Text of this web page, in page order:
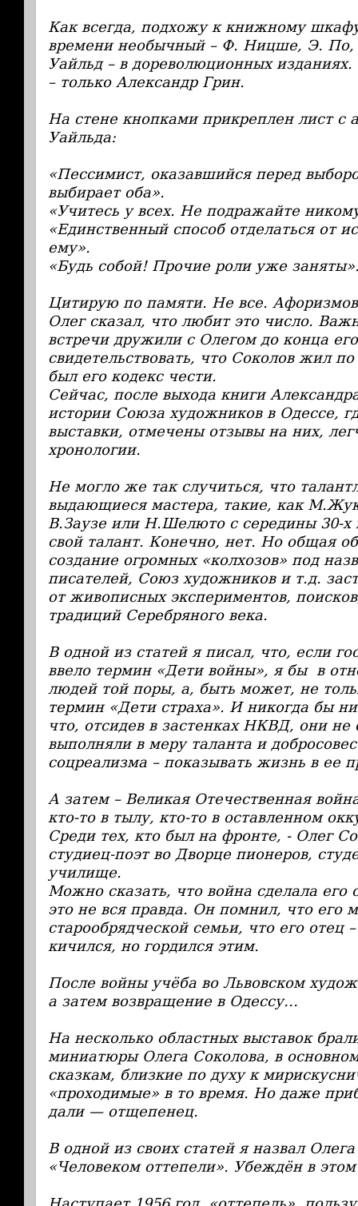
Как всегда, подхожу к книжному
времени необычный – Ф. Ницше, Э. По,
Уайльд – в дореволюционных
– только Александр Грин.
На стене кнопками прикреплен лист с
Уайльда:
«Пессимист, оказавшийся перед
выбирает оба».
«Учитесь у всех. Не подражайте
«Единственный способ отделаться от
ему».
«Будь собой! Прочие роли уже
Цитирую по памяти. Не все.
Олег сказал, что любит это число.
встречи дружили с Олегом до конца
свидетельствовать, что Соколов жил
был его кодекс чести.
Сейчас, после выхода книги
истории Союза художников в Одессе,
выставки, отмечены отзывы на них,
хронологии.
Не могло же так случиться, что
выдающиеся мастера, такие, как
В.Заузе или Н.Шелюто с середины 30-х
свой талант. Конечно, нет. Но общая
создание огромных «колхозов» под
писателей, Союз художников и т.д.
от живописных экспериментов,
традиций Серебряного века.
В одной из статей я писал, что, если
ввело термин «Дети войны», я бы в
людей той поры, а, быть может, не
термин «Дети страха». И никогда бы
что, отсидев в застенках НКВД, они не
выполняли в меру таланта и
соцреализма – показывать жизнь в ее
А затем – Великая Отечественная
кто-то в тылу, кто-то в оставленном
Среди тех, кто был на фронте, - Олег
студиец-поэт во Дворце пионеров,
училище.
Можно сказать, что война сделала
это не вся правда. Он помнил, что его
старообрядческой семьи, что его отец
кичился, но гордился этим.
После войны учёба во Львовском
а затем возвращение в Одессу…
На несколько областных выставок
миниатюры Олега Соколова, в
сказкам, близкие по духу к
«проходимые» в то время. Но даже
дали — отщепенец.
В одной из своих статей я назвал
«Человеком оттепели». Убеждён в